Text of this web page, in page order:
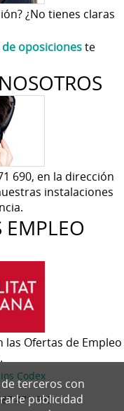
¿No tienes claras
oposicioneste
690, en la dirección
instalaciones
EMPLEO
Ofertas de Empleo
Codex
471 690
terceros con
publicidad